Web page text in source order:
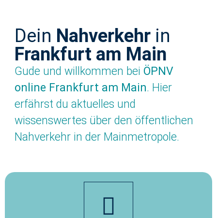
Dein Nahverkehr in
Frankfurt am Main
Gude und willkommen bei ÖPNV
online Frankfurt am Main. Hier
erfährst du aktuelles und
wissenswertes über den öffentlichen
Nahverkehr in der Mainmetropole.